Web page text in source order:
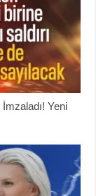
Yeni